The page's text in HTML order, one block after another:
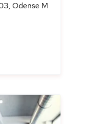
Odense M